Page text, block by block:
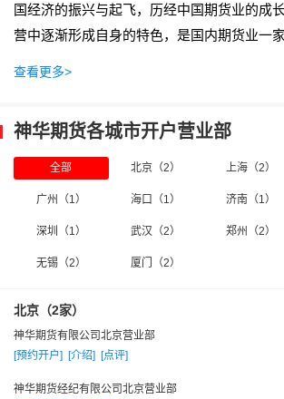
国经济的振兴与起飞，历经中国期货业的成
营中逐渐形成自身的特色，是国内期货业一
(1)、公司始终把客户赢利置于核心位置，积
户，为不同类型投资偏好的客户量身定做各
(2)、公司将服务到心的理念贯彻体系建设中
一体——贴身、贴心、贴人。视客户为衣食父
(3)、牢牢抓住公司风险控制这条主线不放松
人员与客户充分有效地互动与配合，使得公
来从未发生过重大风险事故，是国内期货业
高的少数公司之一。
查看更多>
神华期货各城市开户营业部
全部 北京（2） 上海（2）
广州（1） 海口（1） 济南（1）
深圳（1） 武汉（2） 郑州（2）
无锡（2） 厦门（2）
北京（2家）
神华期货有限公司北京营业部
[预约开户] [介绍] [点评]
神华期货经纪有限公司北京营业部